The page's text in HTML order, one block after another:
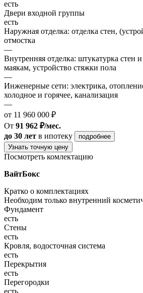
есть
Двери входной группы
есть
Наружная отделка: отделка стен,
отмостка
—
Внутренняя отделка: штукатурка стен
маякам, устройство стяжки пола
—
Инженерные сети: электрика,
холодное и горячее, канализация
—
от 11 960 000 ₽
От 91 962 ₽/мес.
до 30 лет в ипотеку
подробнее
Узнать точную цену
Посмотреть комлектацию
ВайтБокс
Кратко о комплектациях
Необходим только внутренний
Фундамент
есть
Стены
есть
Кровля, водосточная система
есть
Перекрытия
есть
Перегородки
есть